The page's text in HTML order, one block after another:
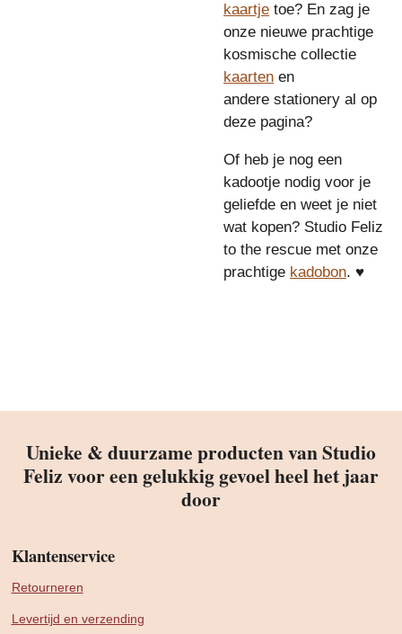
kaartje toe? En zag je
onze nieuwe prachtige
kosmische collectie
kaarten en
andere stationery al op
deze pagina?
Of heb je nog een
kadootje nodig voor je
geliefde en weet je niet
wat kopen? Studio Feliz
to the rescue met onze
prachtige kadobon. ♥
Unieke & duurzame producten van Studio
Feliz voor een gelukkig gevoel heel het jaar
door
Klantenservice
Retourneren
Levertijd en verzending